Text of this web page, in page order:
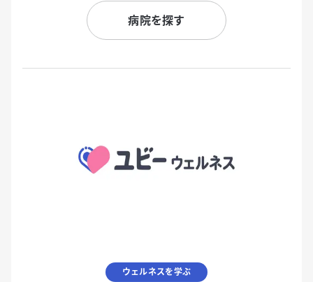
病院を探す
ウェルネスを学ぶ